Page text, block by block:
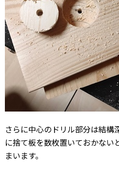
さらに中心のドリル部分は結構
に捨て板を数枚置いておかない
まいます。